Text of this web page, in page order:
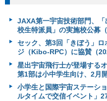
JAXA第一宇宙技術部門、
校生特派員」の実施校公募
セック、第3回「きぼう」
ジ（Kibo-RPC）に協賛（
星出宇宙飛行士が登場する
第1部は小中学生向け、2月
小学生と国際宇宙ステーシ
ルタイムで交信イベント」